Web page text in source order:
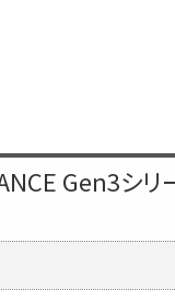
Gen3シリ